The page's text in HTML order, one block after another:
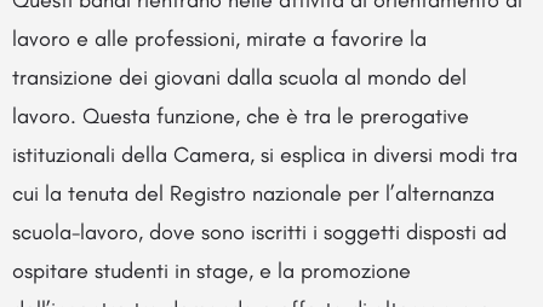
lavoro e alle professioni, mirate a favorire la
transizione dei giovani dalla scuola al mondo del
lavoro. Questa funzione, che è tra le prerogative
istituzionali della Camera, si esplica in diversi modi tra
cui la tenuta del Registro nazionale per l’alternanza
scuola-lavoro, dove sono iscritti i soggetti disposti ad
ospitare studenti in stage, e la promozione